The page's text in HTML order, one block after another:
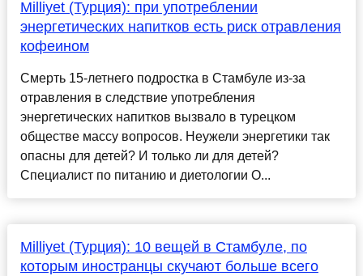
Milliyet (Турция): при употреблении
энергетических напитков есть риск отравления
кофеином
Смерть 15-летнего подростка в Стамбуле из-за
отравления в следствие употребления
энергетических напитков вызвало в турецком
обществе массу вопросов. Неужели энергетики так
опасны для детей? И только ли для детей?
Специалист по питанию и диетологии О...
Milliyet (Турция): 10 вещей в Стамбуле, по
которым иностранцы скучают больше всего